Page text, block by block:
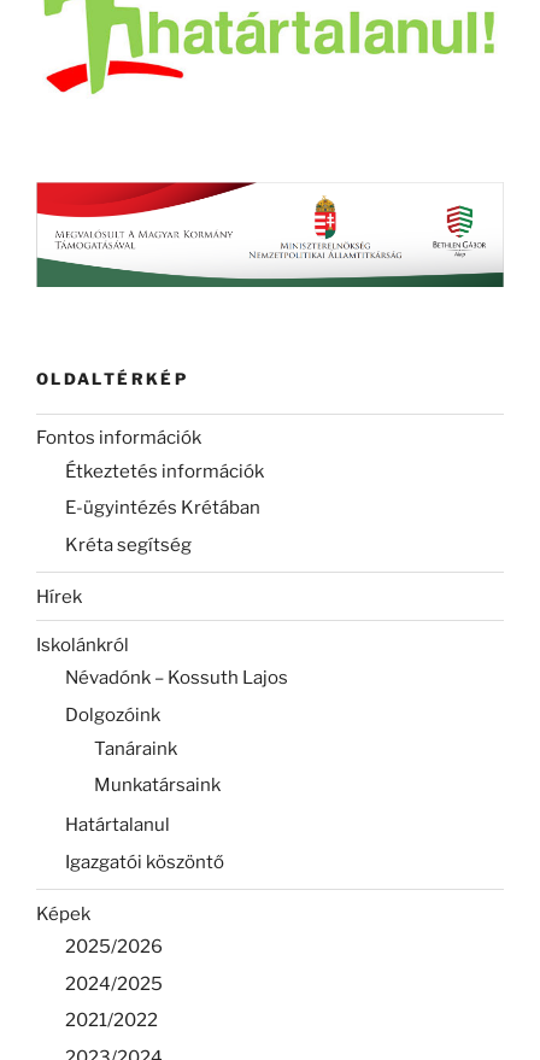
OLDALTÉRKÉP
Fontos információk
Étkeztetés információk
E-ügyintézés Krétában
Kréta segítség
Hírek
Iskolánkról
Névadónk – Kossuth Lajos
Dolgozóink
Tanáraink
Munkatársaink
Határtalanul
Igazgatói köszöntő
Képek
2025/2026
2024/2025
2021/2022